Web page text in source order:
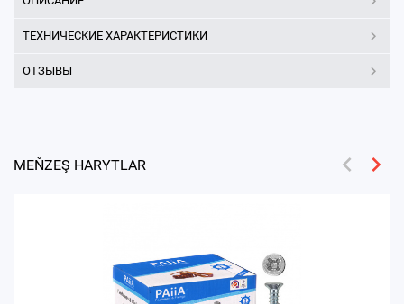
ТЕХНИЧЕСКИЕ ХАРАКТЕРИСТИКИ
ОТЗЫВЫ
MEŇZEŞ HARYTLAR